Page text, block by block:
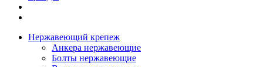
Нержавеющий крепеж
Анкера нержавеющие
Болты нержавеющие